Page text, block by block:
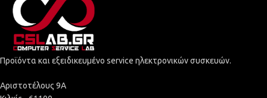
Προϊόντα και εξειδικευμένο service ηλεκτρονικών συσκευών.
Αριστοτέλους 9Α